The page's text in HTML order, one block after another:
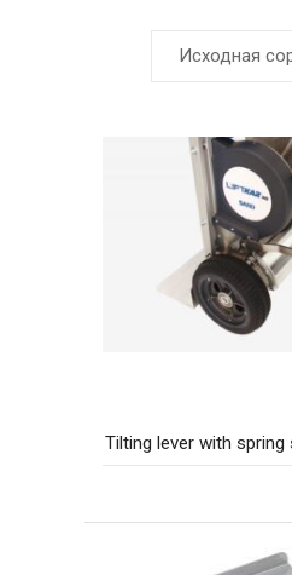
Исходная
Tilting lever with spring